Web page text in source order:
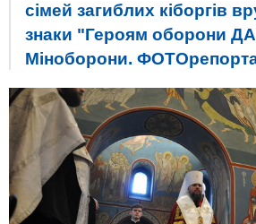
сімей загиблих кіборгів
знаки "Героям оборони
Міноборони.